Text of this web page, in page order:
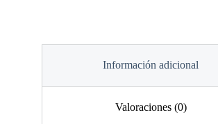
Información adicional
Valoraciones (0)